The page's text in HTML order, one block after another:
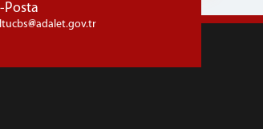
Posta
adalet.gov.tr